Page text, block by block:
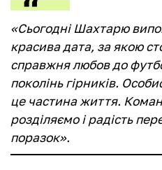
«Сьогодні Шахтарю
красива дата, за якою
справжня любов до
поколінь гірників.
це частина життя.
розділяємо і радість
поразок».